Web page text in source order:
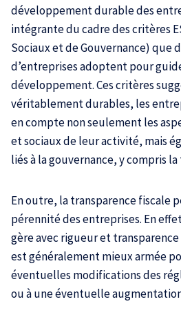
développement durable des
intégrante du cadre des critères
Sociaux et de Gouvernance) que
d’entreprises adoptent pour
développement. Ces critères
véritablement durables, les
en compte non seulement les
et sociaux de leur activité, mais
liés à la gouvernance, y compris
En outre, la transparence fiscale
pérennité des entreprises. En
gère avec rigueur et
est généralement mieux armée
éventuelles modifications des
ou à une éventuelle